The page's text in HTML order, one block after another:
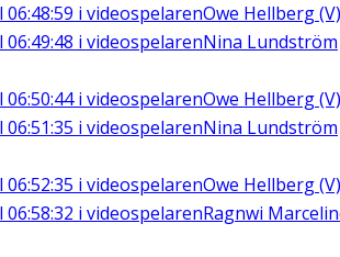
06:48:59 i videospelarenOwe Hellberg (V)
06:49:48 i videospelarenNina Lundström
06:50:44i videospelarenOwe Hellberg (V)
06:51:35 i videospelarenNina Lundström
06:52:35 i videospelarenOwe Hellberg (V)
06:58:32 i videospelarenRagnwi